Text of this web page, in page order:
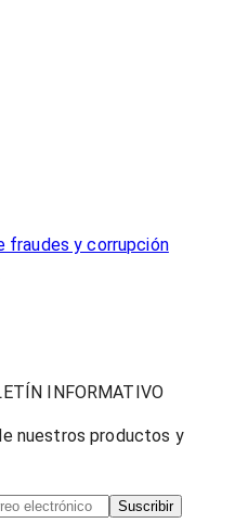
fraudes y corrupción
INFORMATIVO
nuestros productos y
Suscribir